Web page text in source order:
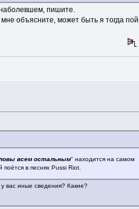
наболевшем, пишите.
объясните, может быть я тогда
всем остальным" находится на самом
в песнях Pussi Riot.
вас иные сведения? Какие?